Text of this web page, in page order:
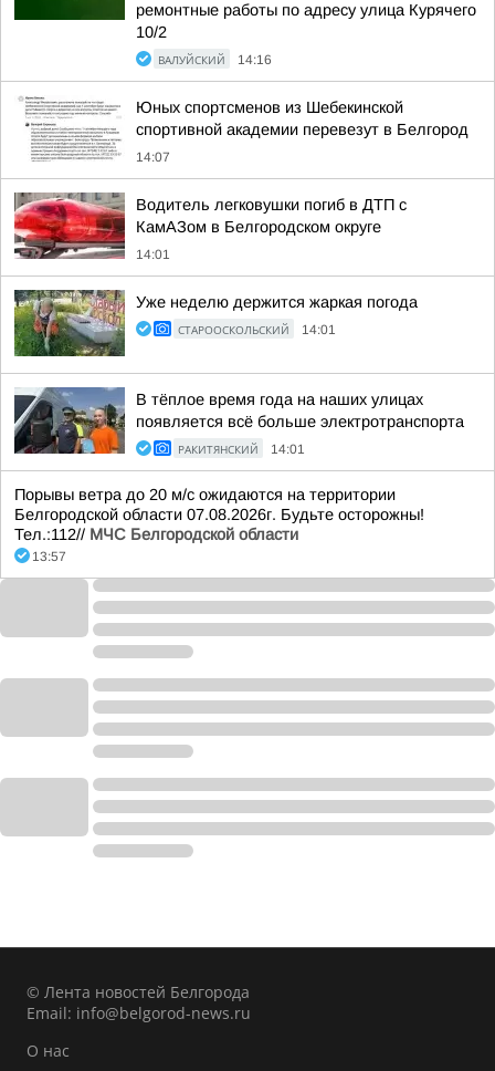
ремонтные работы по адресу улица Курячего
10/2
ВАЛУЙСКИЙ 14:16
Юных спортсменов из Шебекинской
спортивной академии перевезут в Белгород
14:07
Водитель легковушки погиб в ДТП с
КамАЗом в Белгородском округе
14:01
Уже неделю держится жаркая погода
СТАРООСКОЛЬСКИЙ 14:01
В тёплое время года на наших улицах
появляется всё больше электротранспорта
РАКИТЯНСКИЙ 14:01
Порывы ветра до 20 м/с ожидаются на территории
Белгородской области 07.08.2026г. Будьте осторожны!
Тел.:112// МЧС Белгородской области
13:57
© Лента новостей Белгорода
Email: info@belgorod-news.ru
О нас